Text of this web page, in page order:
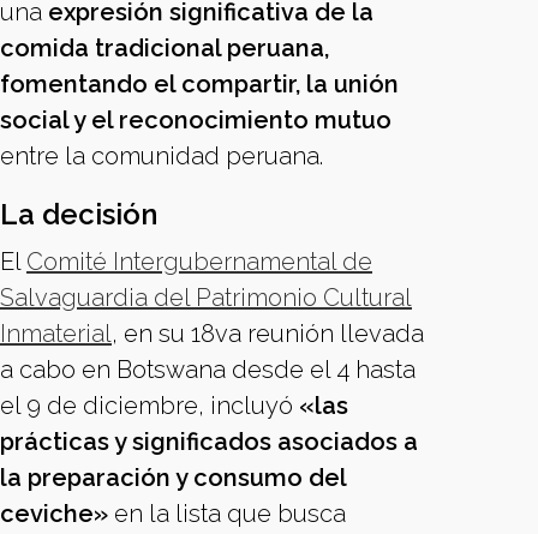
una expresión significativa de la
comida tradicional peruana,
fomentando el compartir, la unión
social y el reconocimiento mutuo
entre la comunidad peruana.
La decisión
El Comité Intergubernamental de
Salvaguardia del Patrimonio Cultural
Inmaterial, en su 18va reunión llevada
a cabo en Botswana desde el 4 hasta
el 9 de diciembre, incluyó «las
prácticas y significados asociados a
la preparación y consumo del
ceviche» en la lista que busca